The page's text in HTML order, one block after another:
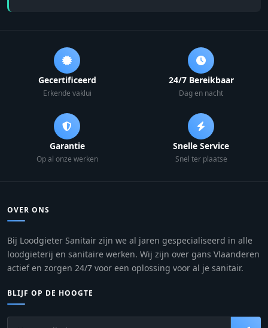
Gecertificeerd
Erkende vaklui
24/7 Bereikbaar
Dag en nacht
Garantie
Op al onze werken
Snelle Service
Snel ter plaatse
OVER ONS
Bij Loodgieter Sanitair zijn we al jaren gespecialiseerd in alle
loodgieterij en sanitaire werken. Wij zijn over gans Vlaanderen
actief en zorgen 24/7 voor een oplossing voor al je sanitair.
BLIJF OP DE HOOGTE